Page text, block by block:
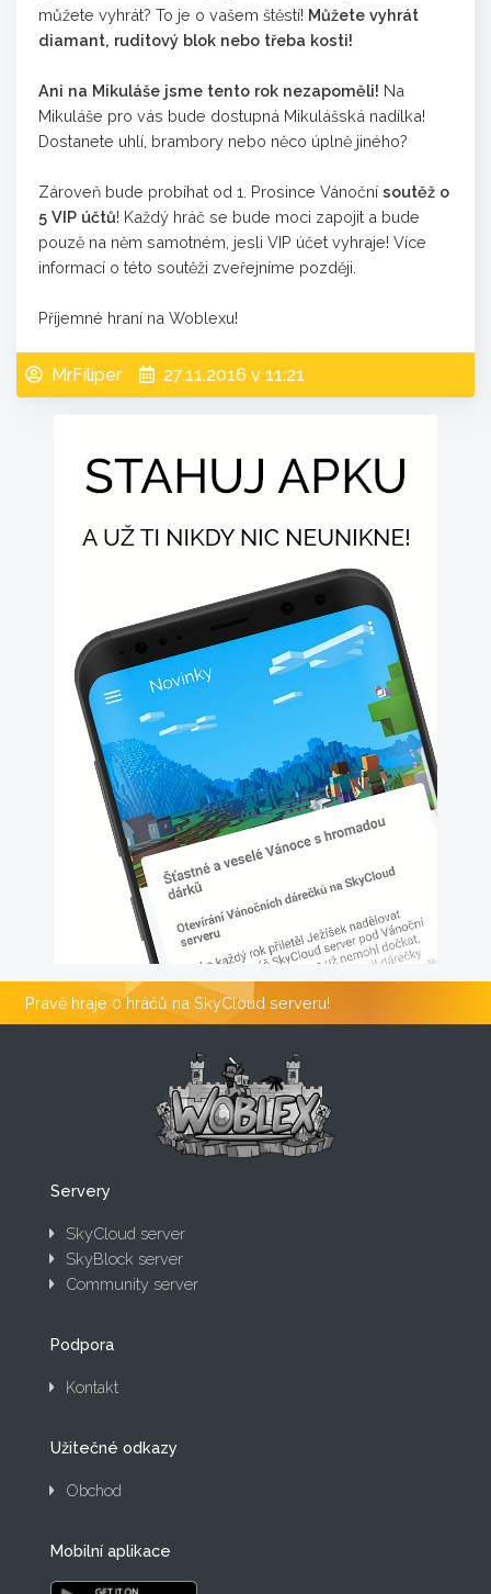
můžete vyhrát? To je o vašem štěstí! Můžete vyhrát
diamant, ruditový blok nebo třeba kosti!
Ani na Mikuláše jsme tento rok nezapoměli! Na
Mikuláše pro vás bude dostupná Mikulášská nadílka!
Dostanete uhlí, brambory nebo něco úplně jiného?
Zároveň bude probíhat od 1. Prosince Vánoční soutěž o
5 VIP účtů! Každý hráč se bude moci zapojit a bude
pouzě na něm samotném, jesli VIP účet vyhraje! Více
informací o této soutěži zveřejníme později.
Příjemné hraní na Woblexu!
MrFiliper 27.11.2016 v 11:21
Právě hraje 0 hráčů na SkyCloud serveru!
Servery
SkyCloud server
SkyBlock server
Community server
Podpora
Kontakt
Užitečné odkazy
Obchod
Mobilní aplikace